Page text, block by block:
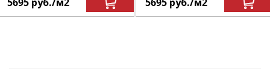
5695 руб./м2 5695 руб./м2